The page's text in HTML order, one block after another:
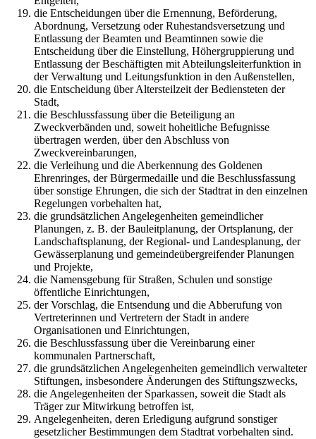
die Entscheidungen über die Ernennung, Beförderung,
Abordnung, Versetzung oder Ruhestandsversetzung und
Entlassung der Beamten und Beamtinnen sowie die
Entscheidung über die Einstellung, Höhergruppierung und
Entlassung der Beschäftigten mit Abteilungsleiterfunktion in
der Verwaltung und Leitungsfunktion in den Außenstellen,
die Entscheidung über Altersteilzeit der Bediensteten der
Stadt,
die Beschlussfassung über die Beteiligung an
Zweckverbänden und, soweit hoheitliche Befugnisse
übertragen werden, über den Abschluss von
Zweckvereinbarungen,
die Verleihung und die Aberkennung des Goldenen
Ehrenringes, der Bürgermedaille und die Beschlussfassung
über sonstige Ehrungen, die sich der Stadtrat in den einzelnen
Regelungen vorbehalten hat,
die grundsätzlichen Angelegenheiten gemeindlicher
Planungen, z. B. der Bauleitplanung, der Ortsplanung, der
Landschaftsplanung, der Regional- und Landesplanung, der
Gewässerplanung und gemeindeübergreifender Planungen
und Projekte,
die Namensgebung für Straßen, Schulen und sonstige
öffentliche Einrichtungen,
der Vorschlag, die Entsendung und die Abberufung von
Vertreterinnen und Vertretern der Stadt in andere
Organisationen und Einrichtungen,
die Beschlussfassung über die Vereinbarung einer
kommunalen Partnerschaft,
die grundsätzlichen Angelegenheiten gemeindlich verwalteter
Stiftungen, insbesondere Änderungen des Stiftungszwecks,
die Angelegenheiten der Sparkassen, soweit die Stadt als
Träger zur Mitwirkung betroffen ist,
Angelegenheiten, deren Erledigung aufgrund sonstiger
gesetzlicher Bestimmungen dem Stadtrat vorbehalten sind.